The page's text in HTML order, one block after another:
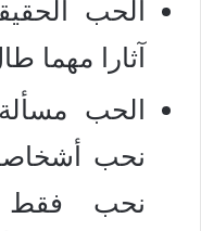
الحب
آثارا مهما
الحب
نحب
نحب فقط